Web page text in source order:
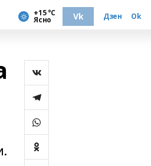
+15 °С
Ясно Vk Дзен Ok